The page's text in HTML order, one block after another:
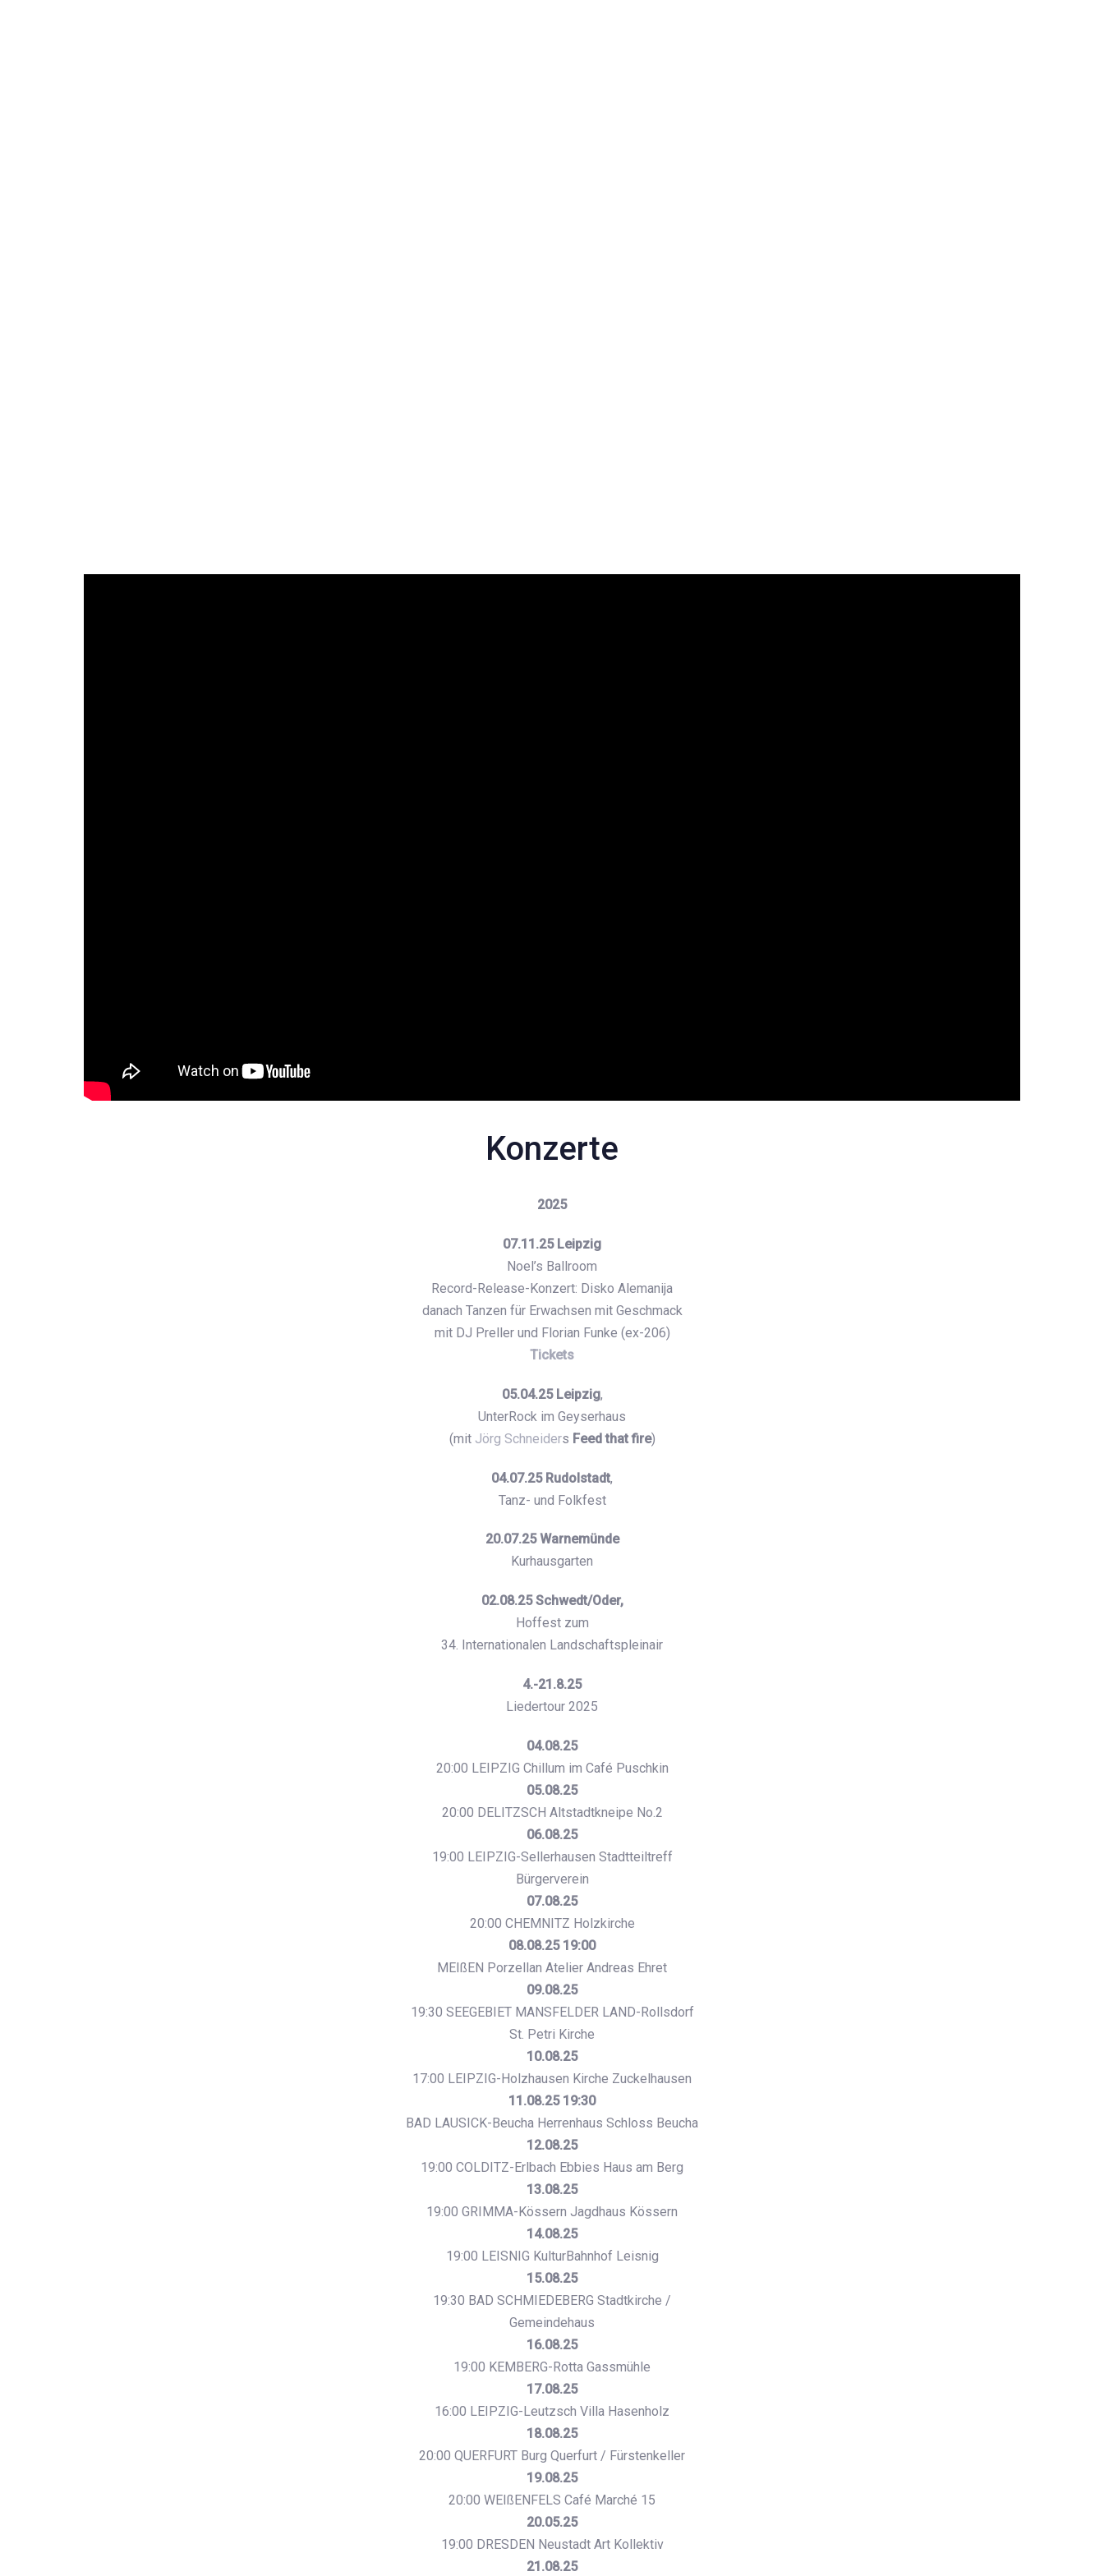
Konzerte
2025
07.11.25 Leipzig
Noel’s Ballroom
Record-Release-Konzert: Disko Alemanija
danach Tanzen für Erwachsen mit Geschmack
mit DJ Preller und Florian Funke (ex-206)
Tickets
05.04.25 Leipzig,
UnterRock im Geyserhaus
(mit Jörg Schneiders Feed that fire)
04.07.25 Rudolstadt,
Tanz- und Folkfest
20.07.25 Warnemünde
Kurhausgarten
02.08.25 Schwedt/Oder,
Hoffest zum
34. Internationalen Landschaftspleinair
4.-21.8.25
Liedertour 2025
04.08.25
20:00 LEIPZIG Chillum im Café Puschkin
05.08.25
20:00 DELITZSCH Altstadtkneipe No.2
06.08.25
19:00 LEIPZIG-Sellerhausen Stadtteiltreff
Bürgerverein
07.08.25
20:00 CHEMNITZ Holzkirche
08.08.25 19:00
MEIßEN Porzellan Atelier Andreas Ehret
09.08.25
19:30 SEEGEBIET MANSFELDER LAND-Rollsdorf
St. Petri Kirche
10.08.25
17:00 LEIPZIG-Holzhausen Kirche Zuckelhausen
11.08.25 19:30
BAD LAUSICK-Beucha Herrenhaus Schloss Beucha
12.08.25
19:00 COLDITZ-Erlbach Ebbies Haus am Berg
13.08.25
19:00 GRIMMA-Kössern Jagdhaus Kössern
14.08.25
19:00 LEISNIG KulturBahnhof Leisnig
15.08.25
19:30 BAD SCHMIEDEBERG Stadtkirche /
Gemeindehaus
16.08.25
19:00 KEMBERG-Rotta Gassmühle
17.08.25
16:00 LEIPZIG-Leutzsch Villa Hasenholz
18.08.25
20:00 QUERFURT Burg Querfurt / Fürstenkeller
19.08.25
20:00 WEIßENFELS Café Marché 15
20.05.25
19:00 DRESDEN Neustadt Art Kollektiv
21.08.25